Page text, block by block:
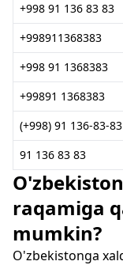
+998 91 136 83 83
+998911368383
+998 91 1368383
+99891 1368383
(+998) 91 136-83-83
91 136 83 83
raqamiga
mumkin?
O'zbekistonga